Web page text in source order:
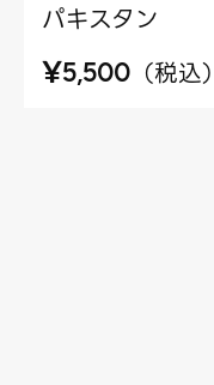
パキスタン
¥5,500 （税込）